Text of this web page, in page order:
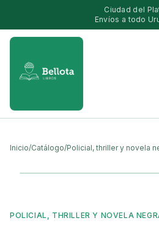
Ciudad del
Envíos a todo
Inicio/Catálogo/Policial, thriller y novela
POLICIAL, THRILLER Y NOVELA